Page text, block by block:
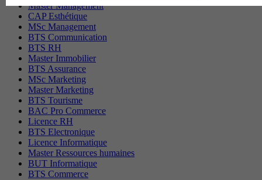
Master Management
CAP Esthétique
MSc Management
BTS Communication
BTS RH
Master Immobilier
BTS Assurance
MSc Marketing
Master Marketing
BTS Tourisme
BAC Pro Commerce
Licence RH
BTS Electronique
Licence Informatique
Master Ressources humaines
BUT Informatique
BTS Commerce